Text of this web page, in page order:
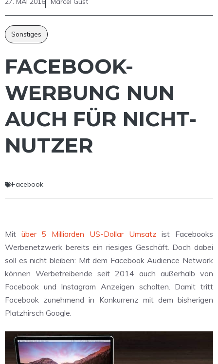
Sonstiges
FACEBOOK-
WERBUNG NUN
AUCH FÜR NICHT-
NUTZER
Facebook
Mit über 5 Milliarden US-Dollar Umsatz ist Facebooks
Werbenetzwerk bereits ein riesiges Geschäft. Doch dabei
soll es nicht bleiben: Mit dem Facebook Audience Network
können Werbetreibende seit 2014 auch außerhalb von
Facebook und Instagram Anzeigen schalten. Damit tritt
Facebook zunehmend in Konkurrenz mit dem bisherigen
Platzhirsch Google.